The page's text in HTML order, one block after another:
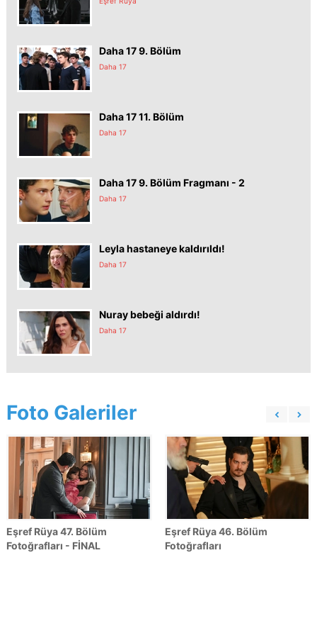
Daha 17 9. Bölüm
Daha 17
Daha 17 11. Bölüm
Daha 17
Daha 17 9. Bölüm Fragmanı - 2
Daha 17
Leyla hastaneye kaldırıldı!
Daha 17
Nuray bebeği aldırdı!
Daha 17
Foto Galeriler
Eşref Rüya 47. Bölüm
Fotoğrafları - FİNAL
Eşref Rüya 46. Bölüm
Fotoğrafları